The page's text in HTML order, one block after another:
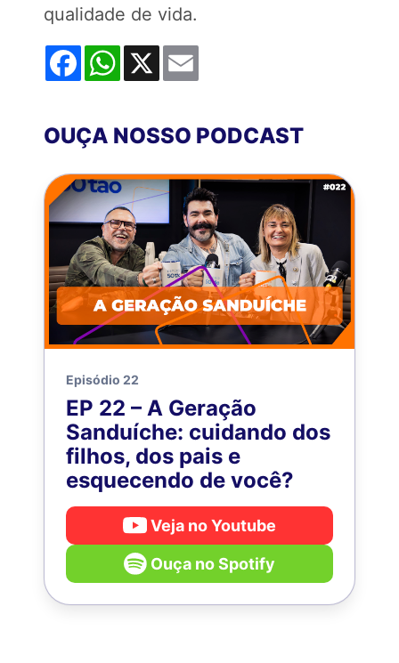
qualidade de vida.
FacebookWhatsApp
X
OUÇA NOSSO PODCAST
Episódio 22
EP 22 – A Geração
Sanduíche: cuidando dos
filhos, dos pais e
esquecendo de você?
Veja no Youtube
Ouça no Spotify